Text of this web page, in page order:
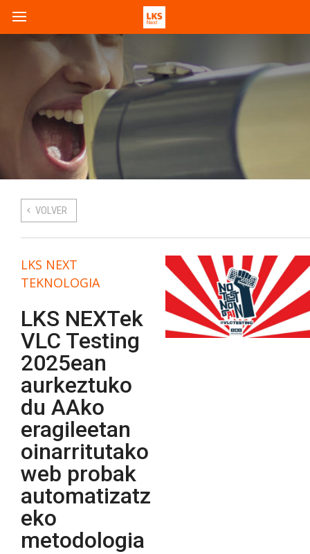
VOLVER
LKS NEXT
TEKNOLOGIA
LKS NEXTek
VLC Testing
2025ean
aurkeztuko
du AAko
eragileetan
oinarritutako
web probak
automatizatz
eko
metodologia